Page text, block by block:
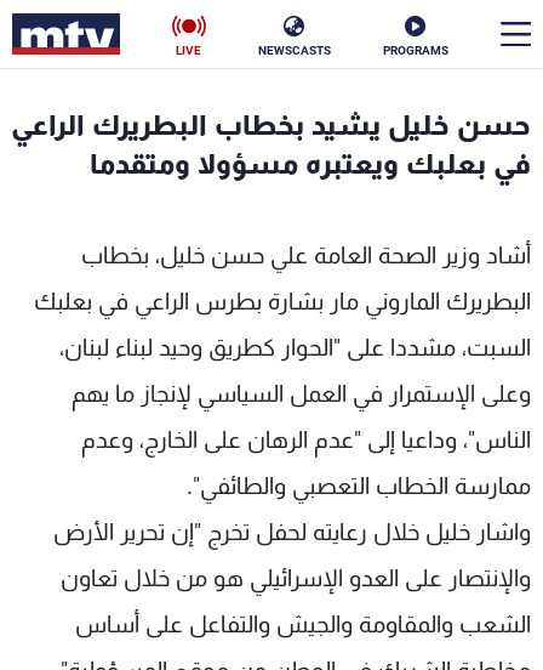
PROGRAMS
NEWSCASTS
LIVE
حسن خليل يشيد بخطاب البطريرك الراعي
في بعلبك ويعتبره مسؤولا ومتقدما
أشاد وزير الصحة العامة علي حسن خليل، بخطاب
البطريرك الماروني مار بشارة بطرس الراعي في بعلبك
السبت، مشددا على "الحوار كطريق وحيد لبناء لبنان،
وعلى الإستمرار في العمل السياسي لإنجاز ما يهم
الناس"، وداعيا إلى "عدم الرهان على الخارج، وعدم
ممارسة الخطاب التعصبي والطائفي".
واشار خليل خلال رعايته لحفل تخرج "إن تحرير الأرض
والإنتصار على العدو الإسرائيلي هو من خلال تعاون
الشعب والمقاومة والجيش والتفاعل على أساس
الأخبار
منوعات رياضة
كأس العالم
البرامج
جدول البرامج
شاهد البرامج